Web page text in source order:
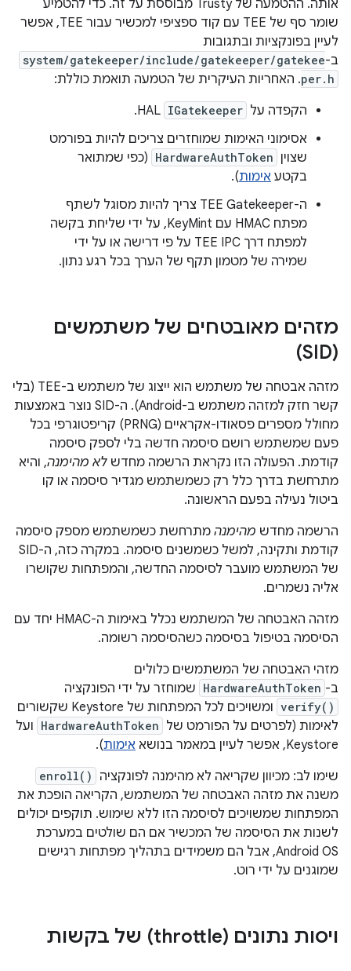
אותה. ההטמעה של Trusty מבוססת על זה. כדי להטמיע
שומר סף של TEE עם קוד ספציפי למכשיר עבור TEE, אפשר
לעיין בפונקציות ובתגובות
ב-system/gatekeeper/include/gatekeeper/gatekee
per.h. האחריות העיקרית של הטמעה תואמת כוללת:
הקפדה על IGatekeeper
אסימוני האימות שמוחזרים צריכים להיות בפורמט
שצוין HardwareAuthToken (כפי שמתואר
בקטע אימות).
ה-TEE Gatekeeper צריך להיות מסוגל לשתף
מפתח HMAC עם KeyMint, על ידי שליחת בקשה
למפתח דרך TEE IPC על פי דרישה או על ידי
שמירה של מטמון תקף של הערך בכל רגע נתון.
מזהים מאובטחים של משתמשים
(SID)
מזהה אבטחה של משתמש הוא ייצוג של משתמש ב-TEE (בלי
קשר חזק למזהה משתמש ב-Android). ה-SID נוצר באמצעות
מחולל מספרים פסאודו-אקראיים (PRNG) קריפטוגרפי בכל
פעם שמשתמש רושם סיסמה חדשה בלי לספק סיסמה
קודמת. הפעולה הזו נקראת הרשמה מחדש לא מהימנה, והיא
מתרחשת בדרך כלל רק כשמשתמש מגדיר סיסמה או קו
ביטול נעילה בפעם הראשונה.
הרשמה מחדש מהימנה מתרחשת כשמשתמש מספק סיסמה
קודמת ותקינה, למשל כשמשנים סיסמה. במקרה כזה, ה-SID
של המשתמש מועבר לסיסמה החדשה, והמפתחות שקושרו
אליה נשמרים.
מזהה האבטחה של המשתמש נכלל באימות ה-HMAC יחד עם
הסיסמה בטיפול בסיסמה כשהסיסמה רשומה.
מזהי האבטחה של המשתמשים כלולים
ב- HardwareAuthToken שמוחזר על ידי הפונקציה
verify()
ומשויכים לכל המפתחות של Keystore שקשורים
לאימות (לפרטים על הפורמט של HardwareAuthToken ועל
Keystore, אפשר לעיין במאמר בנושא
אימות).
שימו לב: מכיוון שקריאה לא מהימנה לפונקציה
enroll()
משנה את מזהה האבטחה של המשתמש, הקריאה הופכת את
המפתחות שמשויכים לסיסמה הזו ללא שימוש. תוקפים יכולים
לשנות את הסיסמה של המכשיר אם הם שולטים במערכת
Android OS, אבל הם משמידים בתהליך מפתחות רגישים
שמוגנים על ידי רוט.
ויסות נתונים (throttle) של בקשות